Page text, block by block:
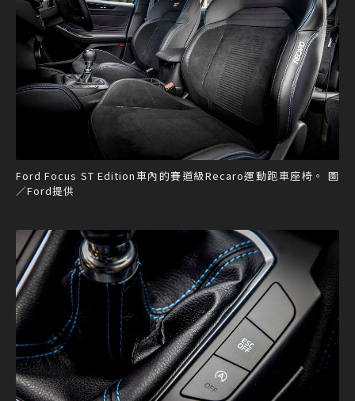
Ford Focus ST Edition車內的賽道級Recaro運動跑車座椅。 圖
／Ford提供